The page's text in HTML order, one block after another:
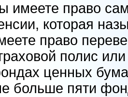
имеете право
которая
право
полис
ценных
больше пяти